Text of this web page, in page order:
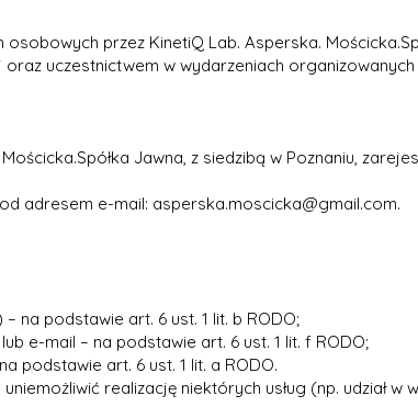
przez KinetiQ Lab. Asperska.
uczestnictwem w wydarzeniach
Jawna, z siedzibą w Poznaniu,
adresem e-mail: asperska.moscicka@gmail.com.
na podstawie art. 6 ust. 1 lit. b RODO;
e-mail – na podstawie art. 6 ust. 1 lit. f RODO;
podstawie art. 6 ust. 1 lit. a RODO.
realizację niektórych usług (np. udział w